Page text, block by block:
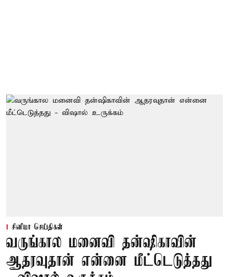
சினிமா செய்திகள்
வருங்கால மனைவி தன்ஷிகாவின்
ஆதரவுதான் என்னை மீட்டெடுத்தது